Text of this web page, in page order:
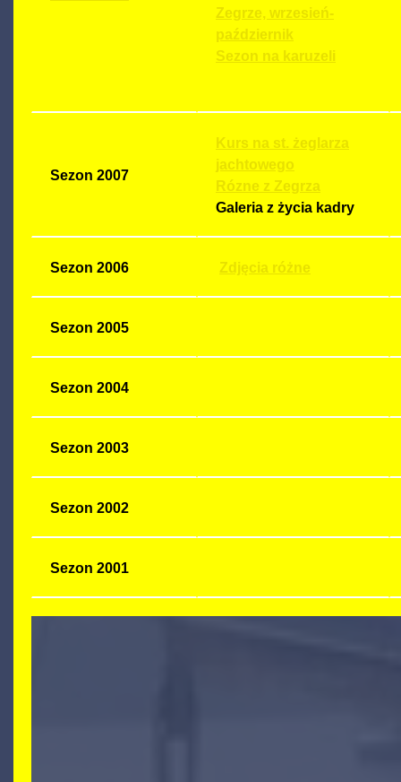
Zegrze, wrzesień-
październik
Sezon na karuzeli
Sezon 2007
Kurs na st. żeglarza
jachtowego
Rózne z Zegrza
Galeria z życia kadry
Sezon 2006 Zdjęcia różne
Sezon 2005
Sezon 2004
Sezon 2003
Sezon 2002
Sezon 2001